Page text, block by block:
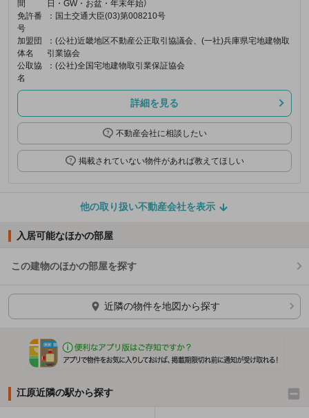
間
日・GW・お盆・年末年始）
免許番
号
：国土交通大臣(03)第008210号
加盟団
体名
：(公社)近畿地区不動産公正取引協議会、(一社)兵庫県宅地建物取
引業協会
公取協
名
：(公社)全国宅地建物取引業保証協会
詳細を見る
不動産会社に相談したい
掲載されていない物件があれば教えてほしい
他の取り扱い不動産会社を表示
入居可能なほかの部屋
この建物のほかの部屋を探す
ほかの部屋を検索中…
近隣の物件を地図から探す
江原近隣の駅から探す